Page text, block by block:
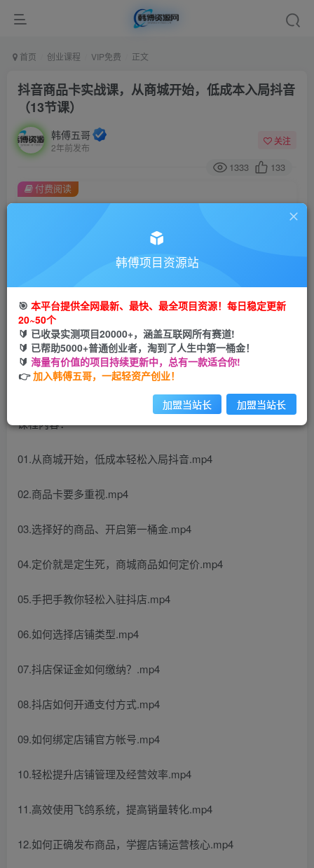
首页 创业课程 VIP免费 正文
抖音商品卡实战课，从商城开始，低成本入局抖音
（13节课）
韩傅五哥
2年前发布
关注
1333 133
金币9.9金币99
立即购买
您当前未登录！建议登陆后购买，可保存购买订单
付费阅读
课程内容：
01.从商城开始，低成本轻松入局抖音.mp4
02.商品卡要多重视.mp4
03.选择好的商品、开启第一桶金.mp4
04.定价就是定生死，商城商品如何定价.mp4
05.手把手教你轻松入驻抖店.mp4
06.如何选择店铺类型.mp4
07.抖店保证金如何缴纳？.mp4
08.抖店如何开通支付方式.mp4
09.如何绑定店铺官方帐号.mp4
10.轻松提升店铺管理及经营效率.mp4
11.高效使用飞鸽系统，提高销量转化.mp4
12.如何正确发布商品，学握店铺运营核心.mp4
韩傅项目资源站
🎯 本平台提供全网最新、最快、最全项目资源！每日稳定更新
20~50个
🔰 已收录实测项目20000+，涵盖互联网所有赛道!
🔰 已帮助5000+普通创业者，淘到了人生中第一桶金！
🔰 海量有价值的项目持续更新中，总有一款适合你!
👉加入韩傅五哥，一起轻资产创业！
加盟当站长 加盟当站长